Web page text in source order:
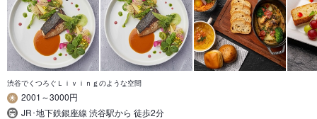
渋谷でくつろぐＬｉｖｉｎｇのような空間
2001～3000円
JR･地下鉄銀座線 渋谷駅から 徒歩2分